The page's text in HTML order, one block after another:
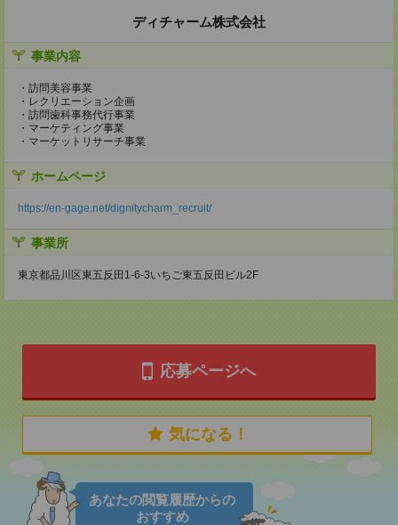
ディチャーム株式会社
事業内容
・訪問美容事業
・レクリエーション企画
・訪問歯科事務代行事業
・マーケティング事業
・マーケットリサーチ事業
ホームページ
https://en-gage.net/dignitycharm_recruit/
事業所
東京都品川区東五反田1-6-3いちご東五反田ビル2F
応募ページへ
気になる！
あなたの閲覧履歴からの
おすすめ